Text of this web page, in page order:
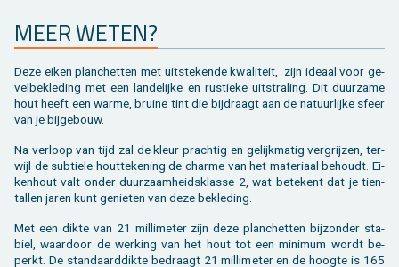
MEER WETEN?
Deze eiken plan­chet­ten met uit­ste­ken­de kwa­li­teit, zijn ide­aal voor ge­
vel­be­kle­ding met een lan­de­lij­ke en rus­tie­ke uit­stra­ling. Dit duur­za­me
hout heeft een warme, brui­ne tint die bij­draagt aan de na­tuur­lij­ke sfeer
van je bij­ge­bouw.
Na ver­loop van tijd zal de kleur prach­tig en ge­lijk­ma­tig ver­grij­zen, ter­
wijl de sub­tie­le hout­te­ke­ning de char­me van het ma­te­ri­aal be­houdt. Ei­
ken­hout valt onder duur­zaam­heids­klas­se 2, wat be­te­kent dat je tien­
tal­len jaren kunt ge­nie­ten van deze be­kle­ding.
Met een dikte van 21 mil­li­me­ter zijn deze plan­chet­ten bij­zon­der sta­
biel, waar­door de wer­king van het hout tot een mi­ni­mum wordt be­
perkt. De stan­daard­dik­te be­draagt 21 mil­li­me­ter en de hoog­te is 165